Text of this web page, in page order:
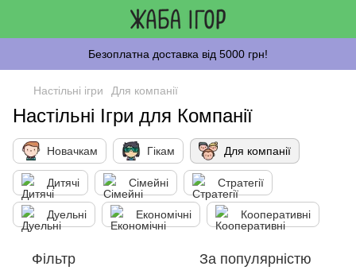
Безоплатна доставка від 5000 грн!
Настільні ігри Для компанії
Настільні Ігри для Компанії
Новачкам Гікам Для компанії
Дитячі Сімейні Стратегії
Дуельні Економічні Кооперативні
Фільтр За популярністю